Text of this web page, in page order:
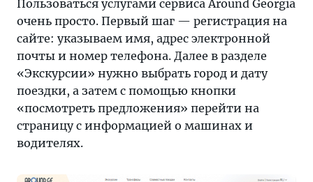
Пользоваться услугами сервиса Around Georgia
очень просто. Первый шаг — регистрация на
сайте: указываем имя, адрес электронной
почты и номер телефона. Далее в разделе
«Экскурсии» нужно выбрать город и дату
поездки, а затем с помощью кнопки
«посмотреть предложения» перейти на
страницу с информацией о машинах и
водителях.